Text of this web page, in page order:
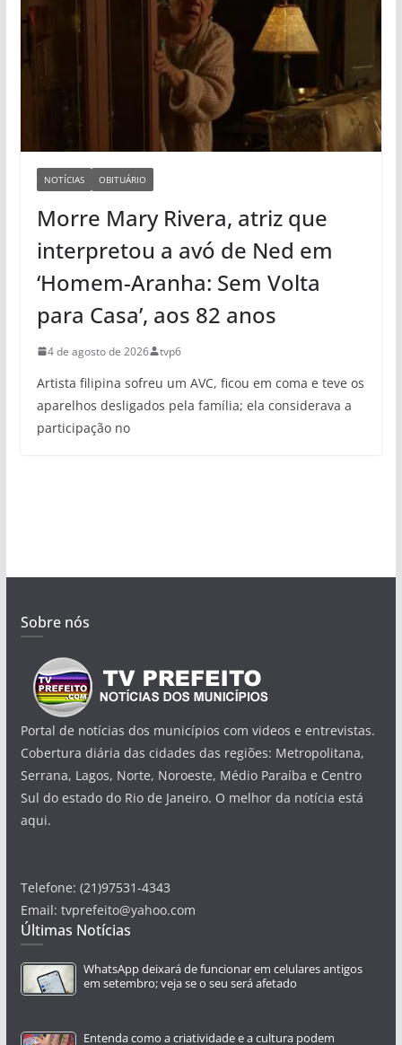
NOTÍCIAS OBITUÁRIO
Morre Mary Rivera, atriz que
interpretou a avó de Ned em
‘Homem-Aranha: Sem Volta
para Casa’, aos 82 anos
4 de agosto de 2026 tvp6
Artista filipina sofreu um AVC, ficou em coma e teve os
aparelhos desligados pela família; ela considerava a
participação no
Sobre nós
Portal de notícias dos municípios com videos e entrevistas.
Cobertura diária das cidades das regiões: Metropolitana,
Serrana, Lagos, Norte, Noroeste, Médio Paraíba e Centro
Sul do estado do Rio de Janeiro. O melhor da notícia está
aqui.
Telefone: (21)97531-4343
Email: tvprefeito@yahoo.com
Últimas Notícias
WhatsApp deixará de funcionar em celulares antigos
em setembro; veja se o seu será afetado
Entenda como a criatividade e a cultura podem